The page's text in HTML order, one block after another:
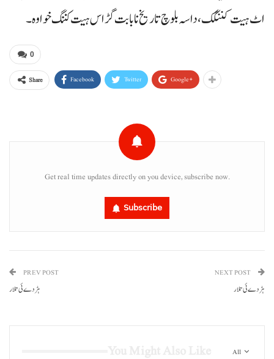
اٹ ہیت کننگک، داسہ بلوچ تاریخ نا بابت گڑاس ہیت کننگ خواوہ۔
0
Share Facebook Twitter Google+
Get real time updates directly on you device, subscribe now.
Subscribe
PREV POST
ہڑدے ئی تلار
NEXT POST
ہڑدے ئی تلار
All